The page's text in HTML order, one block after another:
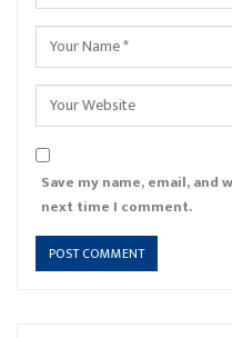
Save my name, email,
next time I comment.